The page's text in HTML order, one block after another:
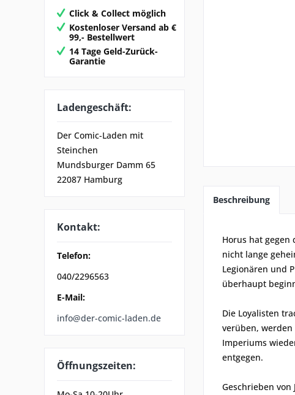
Click & Collect möglich
Kostenloser Versand ab €
99,- Bestellwert
14 Tage Geld-Zurück-
Garantie
Ladengeschäft:
Der Comic-Laden mit
Steinchen
Mundsburger Damm 65
22087 Hamburg
Kontakt:
Telefon:
040/2296563
E-Mail:
info@der-comic-laden.de
Öffnungszeiten:
Beschreibung
Horus hat
nicht lange
Legionären und
überhaupt
Die Loyalisten
verüben,
Imperiums
entgegen.
Geschrieben von